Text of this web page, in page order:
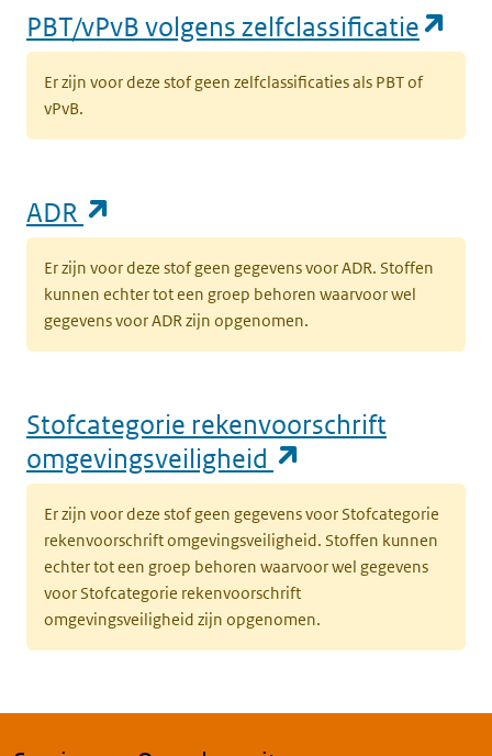
PBT/vPvB volgens zelfclassificatie
Er zijn voor deze stof geen zelfclassificaties als PBT of
vPvB.
ADR
Er zijn voor deze stof geen gegevens voor ADR. Stoffen
kunnen echter tot een groep behoren waarvoor wel
gegevens voor ADR zijn opgenomen.
Stofcategorie rekenvoorschrift
omgevingsveiligheid
Er zijn voor deze stof geen gegevens voor Stofcategorie
rekenvoorschrift omgevingsveiligheid. Stoffen kunnen
echter tot een groep behoren waarvoor wel gegevens
voor Stofcategorie rekenvoorschrift
omgevingsveiligheid zijn opgenomen.